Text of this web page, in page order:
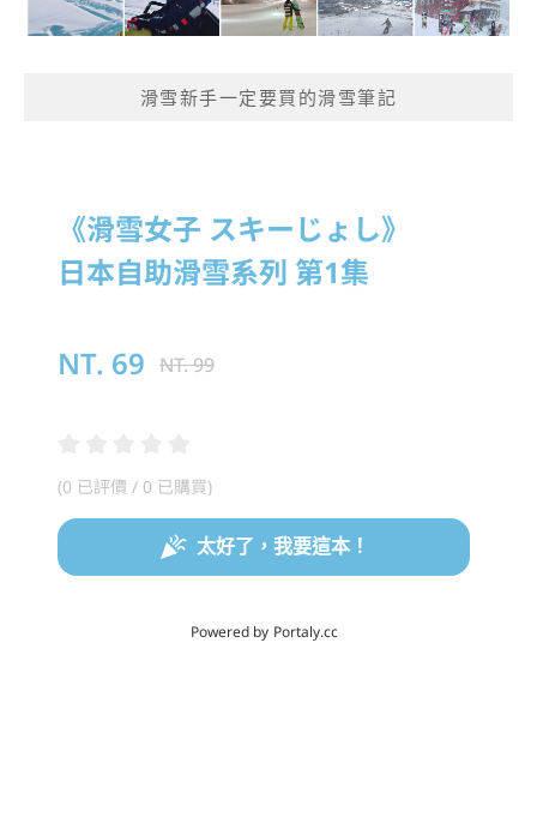
滑雪新手一定要買的滑雪筆記